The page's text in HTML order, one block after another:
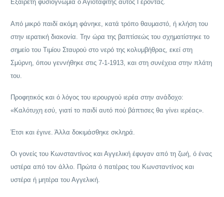
Εξαίρετη φυσιογνωμία ο Αγιοταφίτης αυτός Γέροντας.
Από μικρό παιδί ακόμη φάνηκε, κατά τρόπο θαυμαστό, ή κλήση του
στην ιερατική διακονία. Την ώρα της βαπτίσεώς του σχηματίστηκε το
σημείο του Τιμίου Σταυρού στο νερό της κολυμβήθρας, εκεί στη
Σμύρνη, όπου γεννήθηκε στις 7-1-1913, και στη συνέχεια στην πλάτη
του.
Προφητικός και ό λόγος του ιερουργού ιερέα στην ανάδοχο:
«Καλότυχη εσύ, γιατί το παιδί αυτό πού βάπτισες θα γίνει ιερέας».
Έτσι και έγινε. Άλλα δοκιμάσθηκε σκληρά.
Οι γονείς του Κωνσταντίνος και Αγγελική έφυγαν από τη ζωή, ό ένας
υστέρα από τον άλλο. Πρώτα ό πατέρας του Κωνσταντίνος και
υστέρα ή μητέρα του Αγγελική.